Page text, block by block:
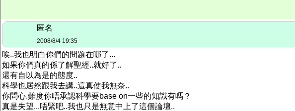
匿名
2008/8/4 19:35
唉..我也明白你們的問題在哪了...
如果你們真的係了解聖經..就好了..
還有自以為是的態度..
科學也居然跟我去講..這真使我無奈..
你問心.難度你唔承認科學要base on一些的知識有嗎？
真是失望...唔緊吧..我也只是無意中上了這個論壇..